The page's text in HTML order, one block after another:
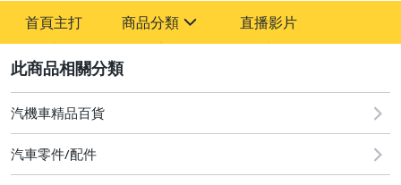
首頁主打 商品分類
古董、藝術與礦石
直播影片
汽機車精品百貨
汽車零件/配件